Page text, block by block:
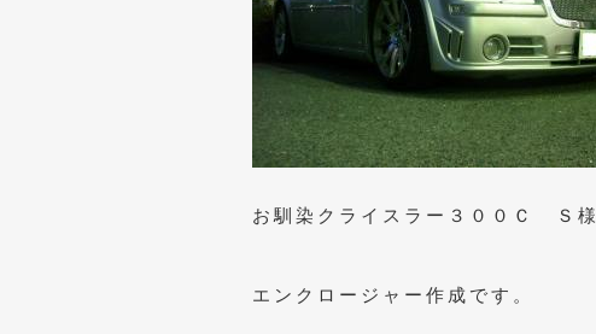
お馴染クライスラー３００Ｃ Ｓ様
エンクロージャー作成です。